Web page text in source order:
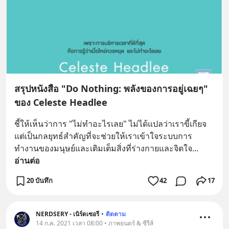
สรุปหนังสือ "Do Nothing: พลังของการอยู่เฉยๆ"
ของ Celeste Headlee
ชี้ให้เห็นว่าการ "ไม่ทำอะไรเลย" ไม่ได้แปลว่าเราขี้เกียจ
แต่เป็นกลยุทธ์สำคัญที่จะช่วยให้เราเข้าใจระบบการ
ทำงานของมนุษย์และเติมเต็มสิ่งที่ร่างกายและจิตใจ
อ่านต่อ
20 บันทึก 42 17
NERDSERY - เนิร์ดเซอรี • ติดตาม
14 ก.ค. 2021 เวลา 08:00 • ภาพยนตร์ & ซีรีส์